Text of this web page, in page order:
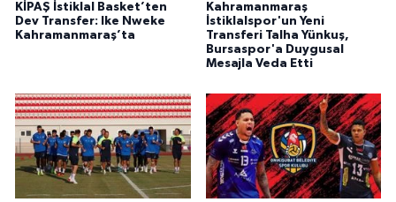
KİPAŞ İstiklal Basket’ten
Dev Transfer: Ike Nweke
Kahramanmaraş’ta
Kahramanmaraş
İstiklalspor'un Yeni
Transferi Talha Yünkuş,
Bursaspor'a Duygusal
Mesajla Veda Etti